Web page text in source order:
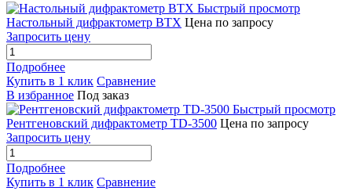
Быстрый просмотр
Настольный дифрактометр BTX Цена по запросу
Запросить цену
Подробнее
Купить в 1 клик Сравнение
В избранное Под заказ
Быстрый просмотр
Рентгеновский дифрактометр TD-3500 Цена по запросу
Запросить цену
Подробнее
Купить в 1 клик Сравнение